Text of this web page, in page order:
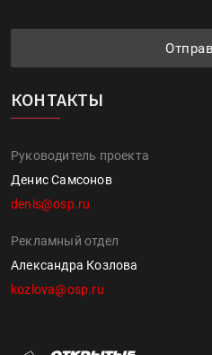
КОНТАКТЫ
Руководитель проекта
Денис Самсонов
denis@osp.ru
Рекламный отдел
Александра Козлова
kozlova@osp.ru